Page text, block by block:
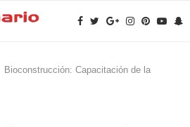
Bioconstrucción: Capacitación de la